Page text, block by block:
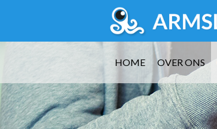
HOME OVER ONS